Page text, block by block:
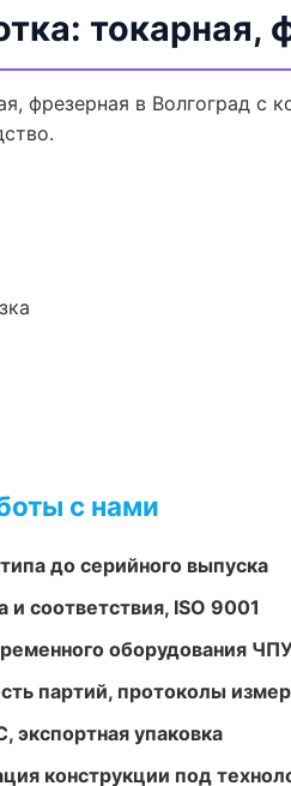
токарная,
фрезерная в Волгоград
с нами
до серийного выпуска
соответствия, ISO 9001
оборудования
партий, протоколы
экспортная упаковка
конструкции под